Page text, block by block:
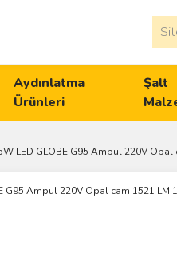
Aydınlatma
Ürünleri
Şalt
LED GLOBE G95 Ampul 220V